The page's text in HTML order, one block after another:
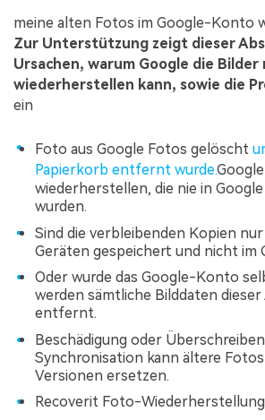
meine alten Fotos im Google-Konto
Zur Unterstützung zeigt dieser
Ursachen, warum Google die
wiederherstellen kann, sowie die
ein
Foto aus Google Fotos gelöscht
Papierkorb entfernt wurde.
wiederherstellen, die nie in
wurden.
Sind die verbleibenden Kopien
Geräten gespeichert und nicht im
Oder wurde das Google-Konto
werden sämtliche Bilddaten
entfernt.
Beschädigung oder
Synchronisation kann ältere
Versionen ersetzen.
Recoverit Foto-Wiederherstellung